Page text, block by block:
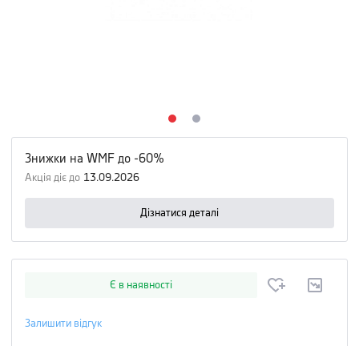
Знижки на WMF до -60%
Акція діє до 13.09.2026
Дізнатися деталі
Є в наявності
Залишити відгук